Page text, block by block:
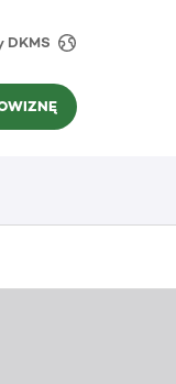
DKMS